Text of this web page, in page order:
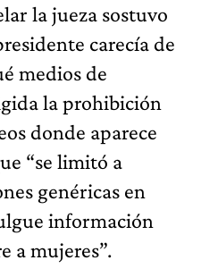
la jueza sostuvo
carecía de
medios de
la prohibición
donde aparece
“se limitó a
genéricas en
información
a mujeres”.